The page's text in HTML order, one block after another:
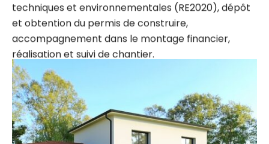
et obtention du permis de construire,
accompagnement dans le montage financier,
réalisation et suivi de chantier.